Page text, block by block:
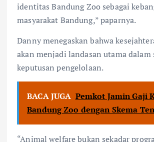
identitas Bandung Zoo sebagai
masyarakat Bandung,” paparnya.
Danny menegaskan bahwa
akan menjadi landasan utama dalam
keputusan pengelolaan.
BACA JUGA Pemkot Jamin Gaji
Bandung Zoo dengan Skema
“Animal welfare bukan sekadar